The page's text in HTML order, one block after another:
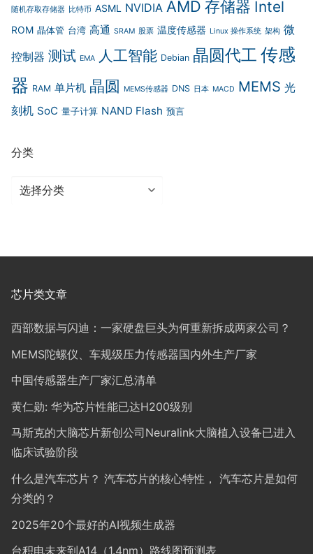
随机存取存储器 比特币 ASML NVIDIA AMD 存储器 Intel
ROM 晶体管 台湾 高通 SRAM 股票 温度传感器 Linux 操作系统 架构 微
控制器 测试 EMA 人工智能 Debian 晶圆代工 传感
器 RAM 单片机 晶圆 MEMS传感器 DNS 日本 MACD MEMS 光
刻机 SoC 量子计算 NAND Flash 预言
分类
分
芯片类文章
西部数据与闪迪：一家硬盘巨头为何重新拆成两家公司？
MEMS陀螺仪、车规级压力传感器国内外生产厂家
中国传感器生产厂家汇总清单
黄仁勋: 华为芯片性能已达H200级别
马斯克的大脑芯片新创公司Neuralink大脑植入设备已进入
临床试验阶段
什么是汽车芯片？ 汽车芯片的核心特性， 汽车芯片是如何
分类的？
2025年20个最好的AI视频生成器
台积电未来到A14（1.4nm）路线图预测表